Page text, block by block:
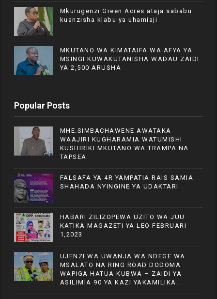
Mkurugenzi Green Acres ataja sababu
kuanzisha klabu ya uhamiaji
MKUTANO WA KIMATAIFA WA AFYA YA
MSINGI KUWAKUTANISHA WADAU ZAIDI
YA 2,500 ARUSHA
Popular Posts
MHE.SIMBACHAWENE AWATAKA
WAAJIRI KUGHARAMIA WATUMISHI
KUSHIRIKI MKUTANO WA TRAMPA NA
TAPSEA
FALSAFA YA 4R YAMPATIA RAIS SAMIA
SHAHADA NYINGINE YA UDAKTARI
HABARI ZILIZOPEWA UZITO WA JUU
KATIKA MAGAZETI YA LEO FEBRUARI
1,2023
UJENZI WA UWANJA WA NDEGE WA
MSALATO NA RING ROAD DODOMA
WAPIGA HATUA KUBWA – ZAIDI YA
ASILIMIA 90 YA KAZI YAKAMILIKA.